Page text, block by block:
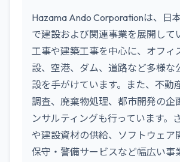
Hazama Ando Corporationは、日
で建設および関連事業を展開して
工事や建築工事を中心に、オフィ
設、空港、ダム、道路など多様な
設を手がけています。また、不動
調査、廃棄物処理、都市開発の企
ンサルティングも行っています。
や建設資材の供給、ソフトウェア
保守・警備サービスなど幅広い事